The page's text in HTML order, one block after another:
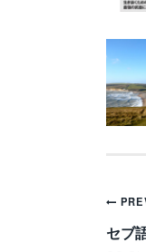
セブ